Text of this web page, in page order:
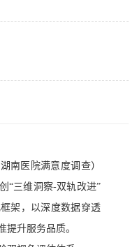
南医院满意度调查）
“三维洞察-双轨改进”
架，以深度数据穿透
提升服务品质。